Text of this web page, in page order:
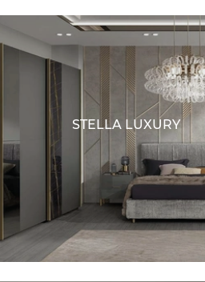
STELLA LUXURY